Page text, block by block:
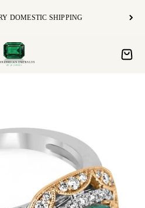
DOMESTIC SHIPPING
Colombian Emeralds
Open